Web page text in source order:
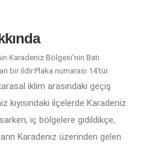
Karadeniz Bölgesi'nin Batı
bir ildir.Plaka numarası 14'tür.
iklim arasındaki geçiş
kıyısındaki ilçelerde Karadeniz
iç bölgelere gidildikçe,
Karadeniz üzerinden gelen